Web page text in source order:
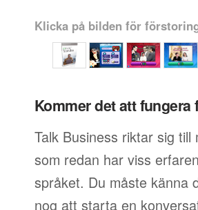
Klicka på bilden för
Kommer det att fungera
Talk Business riktar sig till
som redan har viss
språket. Du måste känna
nog att starta en